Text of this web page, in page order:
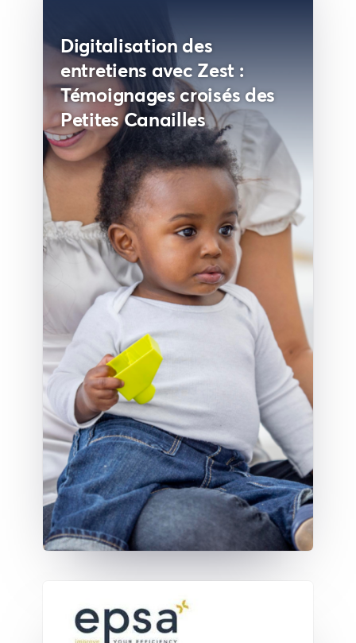
Digitalisation des
entretiens avec Zest :
Témoignages croisés des
Petites Canailles